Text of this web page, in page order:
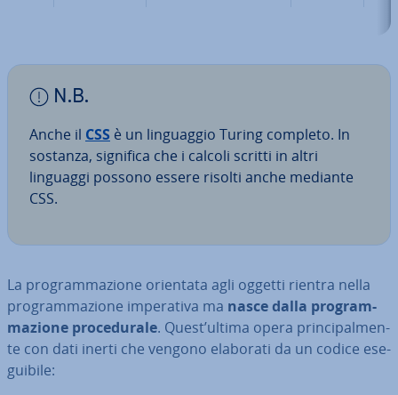
N.B.
Anche il CSS è un lin­guag­gio Turing completo. In
sostanza, significa che i calcoli scritti in altri
linguaggi possono essere risolti anche mediante
CSS.
La pro­gram­ma­zio­ne orientata agli oggetti rientra nella
pro­gram­ma­zio­ne im­pe­ra­ti­va ma nasce dalla pro­gram­
ma­zio­ne pro­ce­du­ra­le. Quest’ultima opera prin­ci­pal­men­
te con dati inerti che vengono elaborati da un codice ese­
gui­bi­le: